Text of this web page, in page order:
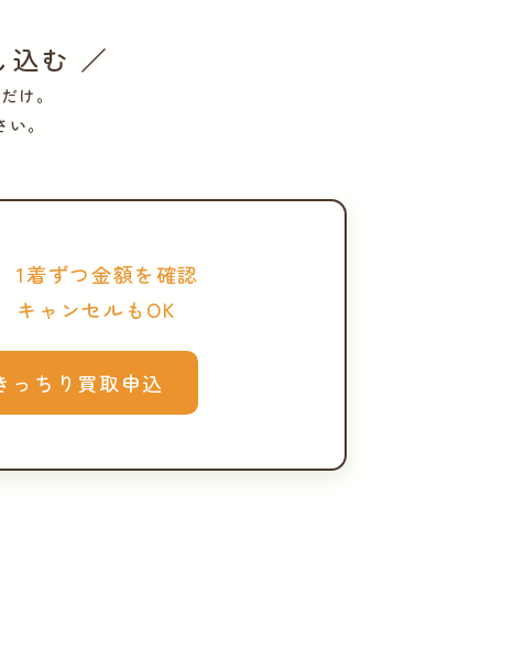
込む ／
け。
。
1着ずつ金額を確認
キャンセルもOK
っちり買取申込